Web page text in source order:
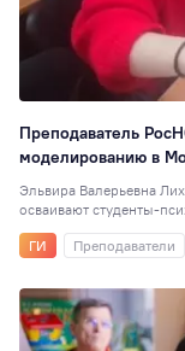
Преподаватель
моделированию в
Эльвира Валерьевна
осваивают студенты-
ГИ
Преподаватели